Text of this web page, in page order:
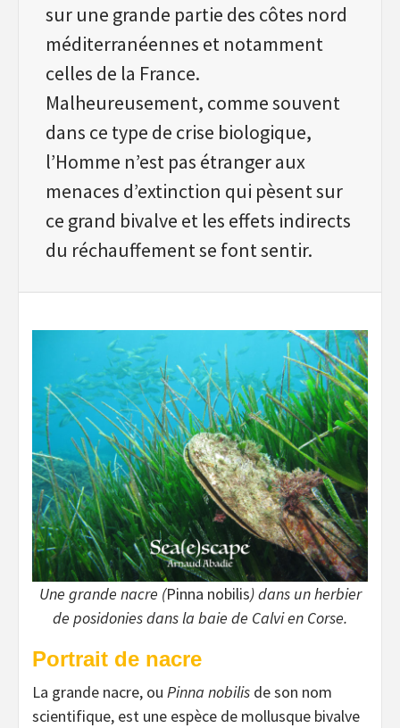
sur une grande partie des côtes nord
méditerranéennes et notamment
celles de la France.
Malheureusement, comme souvent
dans ce type de crise biologique,
l’Homme n’est pas étranger aux
menaces d’extinction qui pèsent sur
ce grand bivalve et les effets indirects
du réchauffement se font sentir.
Une grande nacre (Pinna nobilis) dans un herbier
de posidonies dans la baie de Calvi en Corse.
Portrait de nacre
La grande nacre, ou Pinna nobilis de son nom
scientifique, est une espèce de mollusque bivalve